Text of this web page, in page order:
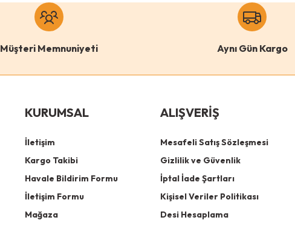
Müşteri Memnuniyeti Aynı Gün Kargo
KURUMSAL
İletişim
Kargo Takibi
Havale Bildirim Formu
İletişim Formu
Mağaza
ALIŞVERİŞ
Mesafeli Satış Sözleşmesi
Gizlilik ve Güvenlik
İptal İade Şartları
Kişisel Veriler Politikası
Desi Hesaplama